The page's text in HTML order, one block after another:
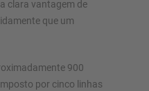
clara vantagem de
que um
900
por cinco linhas